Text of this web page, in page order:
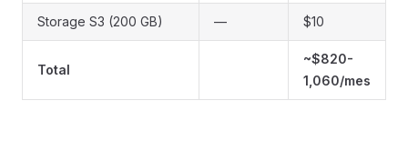
Storage S3 (200 GB) — $10
Total
~$820-
1,060/mes